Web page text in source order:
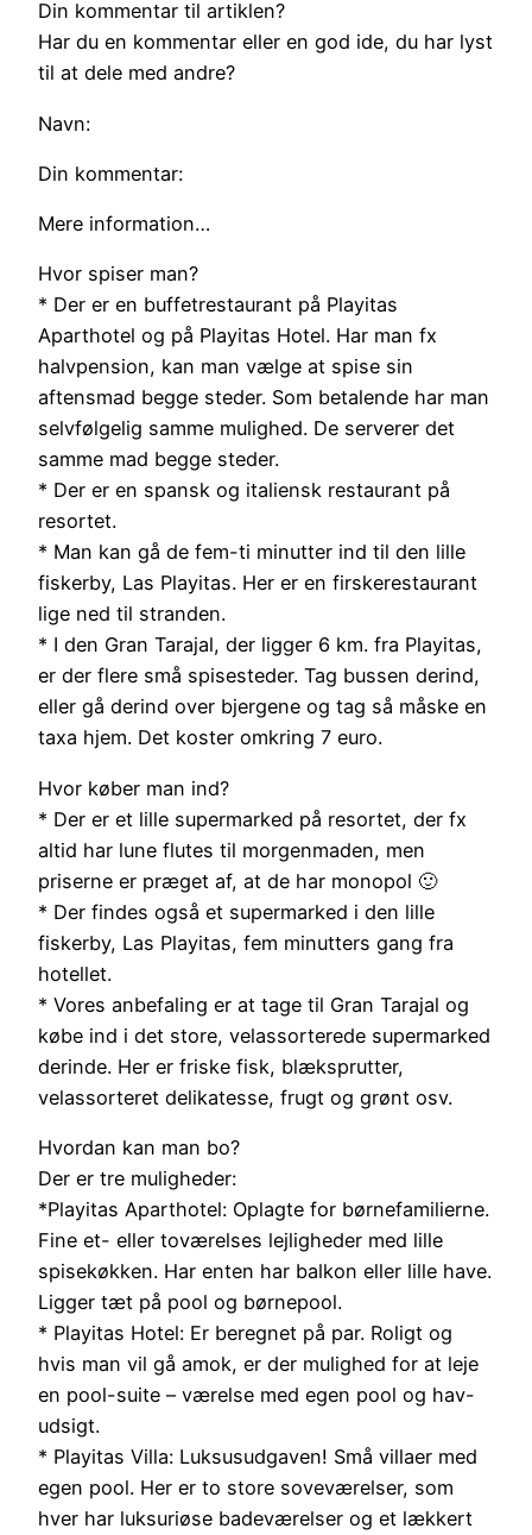
Din kommentar til artiklen?
Har du en kommentar eller en god ide, du har lyst
til at dele med andre?
Navn:
Din kommentar:
Mere information…
Hvor spiser man?
* Der er en buffetrestaurant på Playitas
Aparthotel og på Playitas Hotel. Har man fx
halvpension, kan man vælge at spise sin
aftensmad begge steder. Som betalende har man
selvfølgelig samme mulighed. De serverer det
samme mad begge steder.
* Der er en spansk og italiensk restaurant på
resortet.
* Man kan gå de fem-ti minutter ind til den lille
fiskerby, Las Playitas. Her er en firskerestaurant
lige ned til stranden.
* I den Gran Tarajal, der ligger 6 km. fra Playitas,
er der flere små spisesteder. Tag bussen derind,
eller gå derind over bjergene og tag så måske en
taxa hjem. Det koster omkring 7 euro.
Hvor køber man ind?
* Der er et lille supermarked på resortet, der fx
altid har lune flutes til morgenmaden, men
priserne er præget af, at de har monopol 🙂
* Der findes også et supermarked i den lille
fiskerby, Las Playitas, fem minutters gang fra
hotellet.
* Vores anbefaling er at tage til Gran Tarajal og
købe ind i det store, velassorterede supermarked
derinde. Her er friske fisk, blæksprutter,
velassorteret delikatesse, frugt og grønt osv.
Hvordan kan man bo?
Der er tre muligheder:
*Playitas Aparthotel: Oplagte for børnefamilierne.
Fine et- eller toværelses lejligheder med lille
spisekøkken. Har enten har balkon eller lille have.
Ligger tæt på pool og børnepool.
* Playitas Hotel: Er beregnet på par. Roligt og
hvis man vil gå amok, er der mulighed for at leje
en pool-suite – værelse med egen pool og hav-
udsigt.
* Playitas Villa: Luksusudgaven! Små villaer med
egen pool. Her er to store soveværelser, som
hver har luksuriøse badeværelser og et lækkert